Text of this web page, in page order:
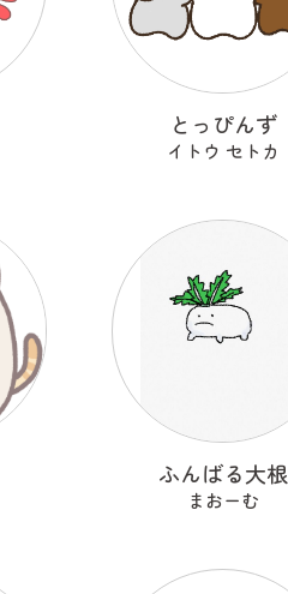
とっぴんず
イトウ セトカ
ふんばる大根
まおーむ